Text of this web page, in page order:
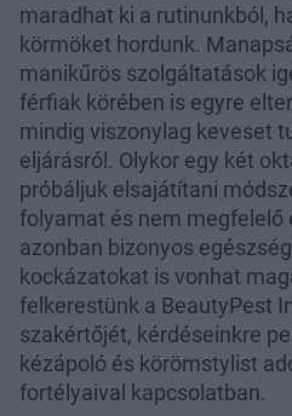
maradhat ki a rutinunkból,
körmöket hordunk.
manikűrös szolgáltatások
férfiak körében is egyre
mindig viszonylag keveset
eljárásról. Olykor egy két
próbáljuk elsajátítani
folyamat és nem megfelelő
azonban bizonyos
kockázatokat is vonhat
felkerestünk a BeautyPest
szakértőjét, kérdéseinkre
kézápoló és körömstylist
fortélyaival kapcsolatban.